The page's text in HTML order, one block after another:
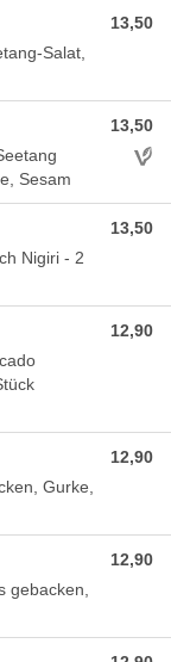
Salat,
13,50
Sesam
13,50
Nigiri - 2
13,50
12,90
Gurke,
12,90
gebacken,
12,90